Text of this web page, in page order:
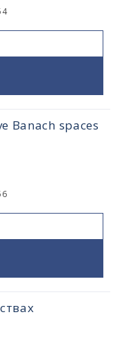
Banach spaces